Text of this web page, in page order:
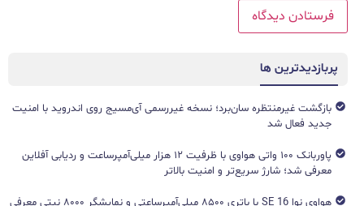
پربازدیدترین ها
بازگشت غیرمنتظره سان‌برد؛ نسخه غیررسمی آی‌مسیج روی اندروید با امنیت
جدید فعال شد
پاوربانک ۱۰۰ واتی هواوی با ظرفیت ۱۲ هزار میلی‌آمپرساعت و ردیابی آفلاین
معرفی شد؛ شارژ سریع‌تر و امنیت بالاتر
هواوی نوا 16 SE با باتری ۸۵۰۰ میلی‌آمپرساعتی و نمایشگر ۸۰۰۰ نیتی معرفی